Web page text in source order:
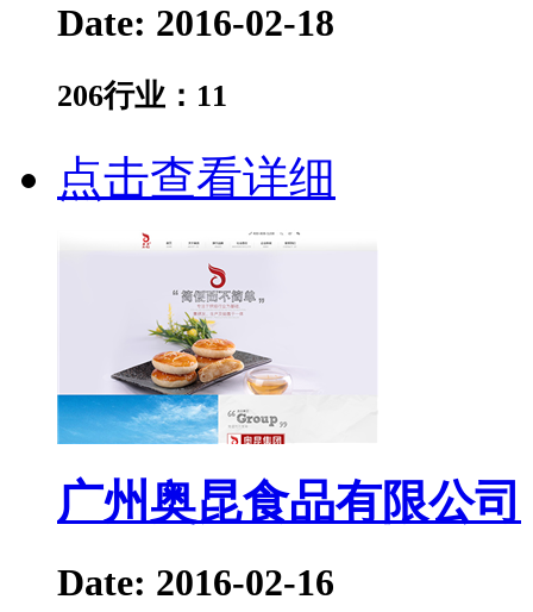
Date: 2016-02-18
206行业： 11
点击查看详细
广州奥昆食品有限公司
Date: 2016-02-16